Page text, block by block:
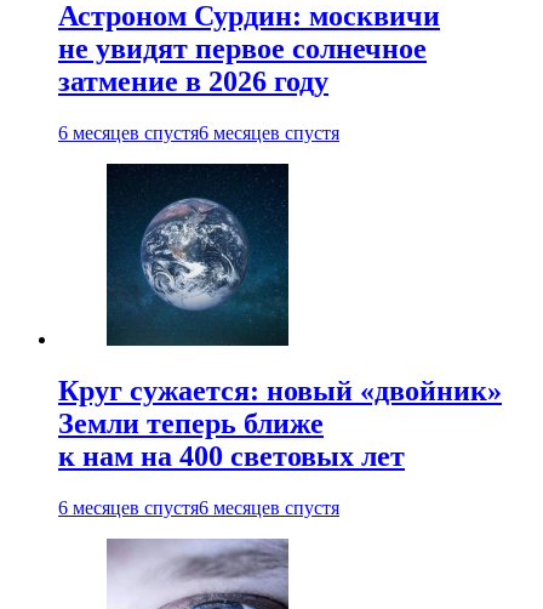
Астроном Сурдин: москвичи
не увидят первое солнечное
затмение в 2026 году
6 месяцев спустя6 месяцев спустя
Круг сужается: новый «двойник»
Земли теперь ближе
к нам на 400 световых лет
6 месяцев спустя6 месяцев спустя